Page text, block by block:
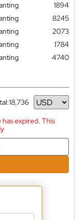
1894
8245
2073
1784
4740
18,736
expired. This